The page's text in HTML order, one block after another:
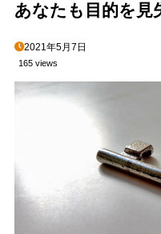
あなたも目的を見
2021年5月7日
165 views